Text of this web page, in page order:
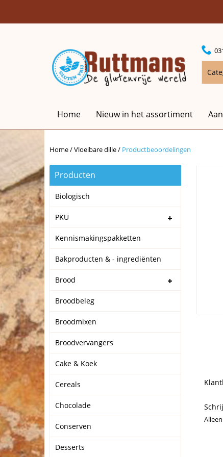
Home Nieuw in het assortiment
Home/Vloeibare dille/ Productbeoordelingen
Producten
Biologisch
PKU
Kennismakingspakketten
Bakproducten & - ingrediënten
Brood
Broodbeleg
Broodmixen
Broodvervangers
Cake & Koek
Cereals
Chocolade
Conserven
Desserts